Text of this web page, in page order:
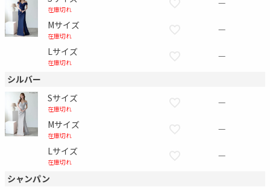
在庫切れ
—
Mサイズ
在庫切れ
—
Lサイズ
在庫切れ
—
シルバー
Sサイズ
在庫切れ
—
Mサイズ
在庫切れ
—
Lサイズ
在庫切れ
—
シャンパン